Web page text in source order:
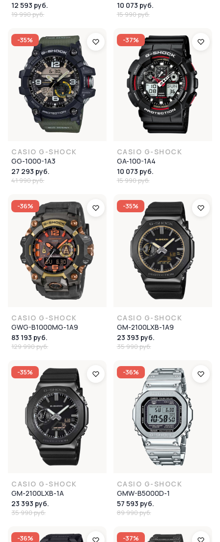
12 593 руб.
19 990 руб.
10 073 руб.
15 990 руб.
-35%
CASIO G-SHOCK
GG-1000-1A3
27 293 руб.
41 990 руб.
-37%
CASIO G-SHOCK
GA-100-1A4
10 073 руб.
15 990 руб.
-36%
CASIO G-SHOCK
GWG-B1000MG-1A9
83 193 руб.
129 990 руб.
-35%
CASIO G-SHOCK
GM-2100LXB-1A9
23 393 руб.
35 990 руб.
-35%
CASIO G-SHOCK
GM-2100LXB-1A
23 393 руб.
35 990 руб.
-36%
CASIO G-SHOCK
GMW-B5000D-1
57 593 руб.
89 990 руб.
-36% -37%